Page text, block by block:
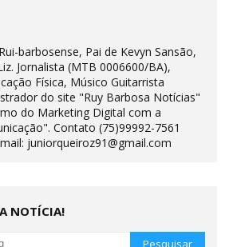
barbosense, Pai de Kevyn Sansão,
Jornalista (MTB 0006600/BA),
Física, Músico Guitarrista
do site "Ruy Barbosa Notícias"
do Marketing Digital com a
Contato (75)99992-7561
juniorqueiroz91@gmail.com
NOTÍCIA!